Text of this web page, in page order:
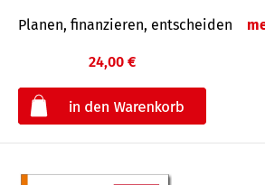
Planen, finanzieren, entscheiden
24,00 €